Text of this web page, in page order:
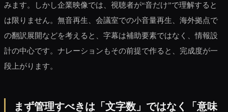
みます。しかし企業映像では、視聴者が“音だけ”で理解すると
は限りません。無音再生、会議室での小音量再生、海外拠点で
の翻訳展開などを考えると、字幕は補助要素ではなく、情報設
計の中心です。ナレーションもその前提で作ると、完成度が一
段上がります。
まず管理すべきは「文字数」ではなく「意味